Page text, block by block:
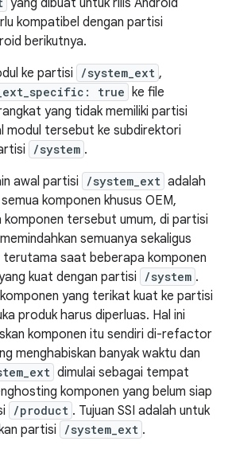
kompatibel dengan partisi
berikutnya.
ke partisi
/system_ext ,
true ke file
yang tidak memiliki partisi
modul tersebut ke subdirektori
/system .
awal partisi /system_ext adalah
komponen khusus OEM,
tersebut umum, di partisi
semuanya sekaligus
terutama saat beberapa komponen
kuat dengan partisi
/system .
yang terikat kuat ke partisi
produk harus diperluas. Hal ini
komponen itu sendiri di-refactor
menghabiskan banyak waktu dan
dimulai sebagai tempat
komponen yang belum siap
/product . Tujuan SSI adalah untuk
partisi
/system_ext .